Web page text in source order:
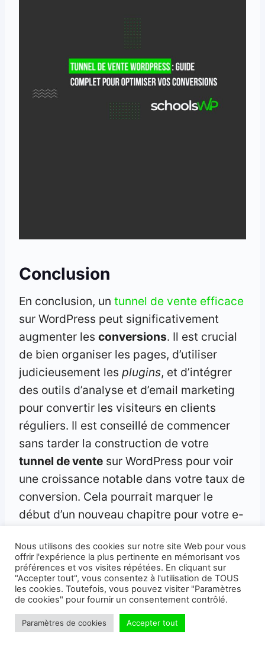
Conclusion
En conclusion, un tunnel de vente efficace
sur WordPress peut significativement
augmenter les conversions. Il est crucial
de bien organiser les pages, d’utiliser
judicieusement les plugins, et d’intégrer
des outils d’analyse et d’email marketing
pour convertir les visiteurs en clients
réguliers. Il est conseillé de commencer
sans tarder la construction de votre
tunnel de vente sur WordPress pour voir
une croissance notable dans votre taux de
conversion. Cela pourrait marquer le
début d’un nouveau chapitre pour votre e-
Nous utilisons des cookies sur notre site Web pour vous
offrir l'expérience la plus pertinente en mémorisant vos
préférences et vos visites répétées. En cliquant sur
"Accepter tout", vous consentez à l'utilisation de TOUS
les cookies. Toutefois, vous pouvez visiter "Paramètres
de cookies" pour fournir un consentement contrôlé.
Paramètres de cookies Accepter tout